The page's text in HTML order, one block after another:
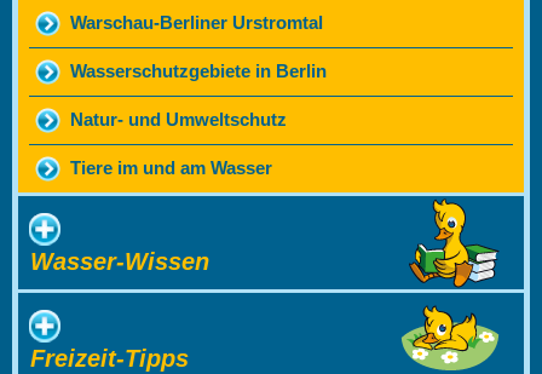
Warschau-Berliner Urstromtal
Wasserschutzgebiete in Berlin
Natur- und Umweltschutz
Tiere im und am Wasser
Wasser-Wissen
Freizeit-Tipps